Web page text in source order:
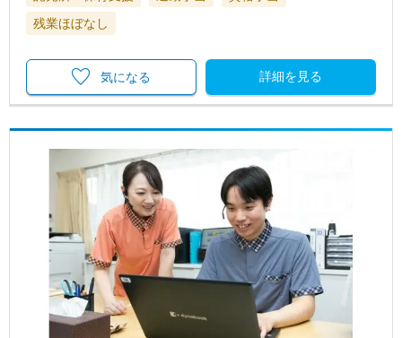
残業ほぼなし
詳細を見る
気になる